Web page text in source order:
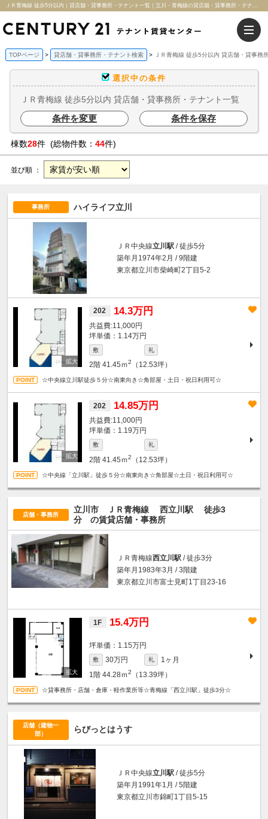
ＪＲ青梅線 徒歩5分以内｜貸店舗・貸事務所・テナント一覧｜立川・青梅線の貸店舗・貸事務所・テナント検索サイト｜センチュリー21テナント賃貸センター
TOPページ 貸店舗・貸事務所・テナント検索 ＪＲ青梅線 徒歩5分以内 貸店舗・貸事務
選択中の条件
ＪＲ青梅線 徒歩5分以内 貸店舗・貸事務所・テナント一覧
条件を変更 条件を保存
棟数28件 (総物件数： 44件)
並び順 ：
事務所 ハイライフ立川
ＪＲ中央線立川駅 / 徒歩5分
築年月1974年2月 / 9階建
東京都立川市柴崎町2丁目5-2
202 14.3万円
11,000円
坪単価：1.14万円
敷 礼
2階 41.45ｍ2 （12.53坪）
☆中央線立川駅徒歩５分☆南東向き☆角部屋・土日・祝日利用可☆
202 14.85万円
11,000円
坪単価：1.19万円
敷 礼
2階 41.45ｍ2 （12.53坪）
☆中央線「立川駅」徒歩５分☆南東向き☆角部屋☆土日・祝日利用可☆
店舗・事務所
立川市 ＪＲ青梅線 西立川駅
徒歩3
分 の賃貸店舗・事務所
ＪＲ青梅線西立川駅 / 徒歩3分
築年月1983年3月 / 3階建
東京都立川市富士見町1丁目23-16
1F 15.4万円
坪単価：1.15万円
敷 30万円 礼
1ヶ月
1階 44.28ｍ2 （13.39坪）
☆貸事務所・店舗・倉庫・軽作業所等☆青梅線「西立川駅」徒歩3分☆
店舗（建物一
部）
らびっとはうす
ＪＲ中央線立川駅 / 徒歩5分
築年月1991年1月 / 5階建
東京都立川市錦町1丁目5-15